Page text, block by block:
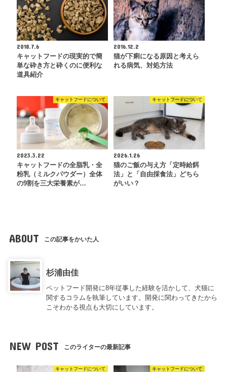
2018.7.6
キャットフードの現実的で簡
単な砕き方と砕くのに便利な
道具紹介
2016.12.2
猫が下痢になる原因と考えら
れる病気、対処方法
キャットフードについて
2023.3.22
キャットフードの全脂乳・全
粉乳（ミルクパウダー）全体
の9割を三大栄養素が…
キャットフードについて
2026.1.26
猫のご飯の与え方「定時給餌
法」と「自由採食法」どちら
がいい？
ABOUT この記事をかいた人
杉浦由佳
ペットフード開発に8年従事した経験を活かして、犬猫に
関するコラムを執筆しています。開発に関わってきたから
こそわかる視点も大切にしています。
NEW POST このライターの最新記事
キャットフードについて キャットフードについて